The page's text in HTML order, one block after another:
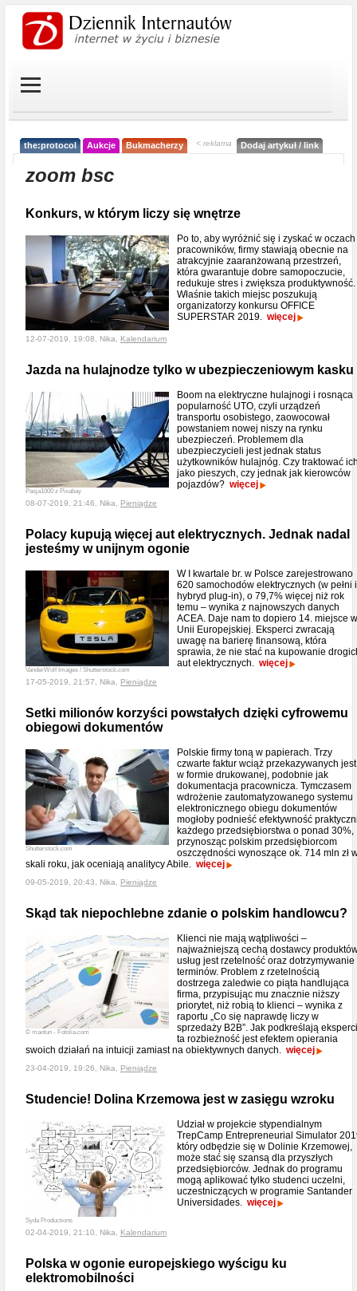
the:protocol Aukcje Bukmacherzy < reklama Dodaj artykuł / link
zoom bsc
Konkurs, w którym liczy się wnętrze
Po to, aby wyróżnić się i zyskać w oczach
pracowników, firmy stawiają obecnie na
atrakcyjnie zaaranżowaną przestrzeń,
która gwarantuje dobre samopoczucie,
redukuje stres i zwiększa produktywność.
Właśnie takich miejsc poszukują
organizatorzy konkursu OFFICE
SUPERSTAR 2019. więcej
12-07-2019, 19:08, Nika, Kalendarium
Jazda na hulajnodze tylko w ubezpieczeniowym kasku
Pasja1000 z Pixabay
Boom na elektryczne hulajnogi i rosnąca
popularność UTO, czyli urządzeń
transportu osobistego, zaowocował
powstaniem nowej niszy na rynku
ubezpieczeń. Problemem dla
ubezpieczycieli jest jednak status
użytkowników hulajnóg. Czy traktować
jako pieszych, czy jednak jak kierowców
pojazdów? więcej
08-07-2019, 21:46, Nika, Pieniądze
Polacy kupują więcej aut elektrycznych. Jednak nadal
jesteśmy w unijnym ogonie
VanderWolf Images / Shutterstock.com
W I kwartale br. w Polsce zarejestrowano
620 samochodów elektrycznych (w pełni i
hybryd plug-in), o 79,7% więcej niż rok
temu – wynika z najnowszych danych
ACEA. Daje nam to dopiero 14. miejsce w
Unii Europejskiej. Eksperci zwracają
uwagę na barierę finansową, która
sprawia, że nie stać na kupowanie
aut elektrycznych. więcej
17-05-2019, 21:57, Nika, Pieniądze
Setki milionów korzyści powstałych dzięki cyfrowemu
obiegowi dokumentów
Shutterstock.com
Polskie firmy toną w papierach. Trzy
czwarte faktur wciąż przekazywanych jest
w formie drukowanej, podobnie jak
dokumentacja pracownicza. Tymczasem
wdrożenie zautomatyzowanego systemu
elektronicznego obiegu dokumentów
mogłoby podnieść efektywność
każdego przedsiębiorstwa o ponad 30%,
przynosząc polskim przedsiębiorcom
oszczędności wynoszące ok. 714 mln zł
skali roku, jak oceniają analitycy Abile. więcej
09-05-2019, 20:43, Nika, Pieniądze
Skąd tak niepochlebne zdanie o polskim handlowcu?
© maotun - Fotolia.com
Klienci nie mają wątpliwości –
najważniejszą cechą dostawcy
usług jest rzetelność oraz dotrzymywanie
terminów. Problem z rzetelnością
dostrzega zaledwie co piąta handlująca
firma, przypisując mu znacznie niższy
priorytet, niż robią to klienci – wynika z
raportu „Co się naprawdę liczy w
sprzedaży B2B”. Jak podkreślają eksperci
ta rozbieżność jest efektem opierania
swoich działań na intuicji zamiast na obiektywnych danych. więcej
23-04-2019, 19:26, Nika, Pieniądze
Studencie! Dolina Krzemowa jest w zasięgu wzroku
Syda Productions
Udział w projekcie stypendialnym
TrepCamp Entrepreneurial Simulator
który odbędzie się w Dolinie Krzemowej,
może stać się szansą dla przyszłych
przedsiębiorców. Jednak do programu
mogą aplikować tylko studenci uczelni,
uczestniczących w programie Santander
Universidades. więcej
02-04-2019, 21:10, Nika, Kalendarium
Polska w ogonie europejskiego wyścigu ku
elektromobilności